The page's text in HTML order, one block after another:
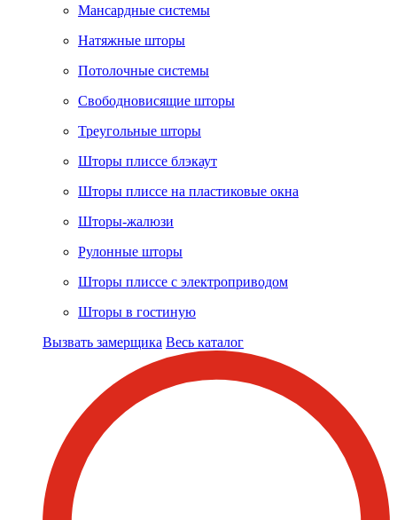
Мансардные системы
Натяжные шторы
Потолочные системы
Свободновисящие шторы
Треугольные шторы
Шторы плиссе блэкаут
Шторы плиссе на пластиковые окна
Шторы-жалюзи
Рулонные шторы
Шторы плиссе с электроприводом
Шторы в гостиную
Вызвать замерщика Весь каталог